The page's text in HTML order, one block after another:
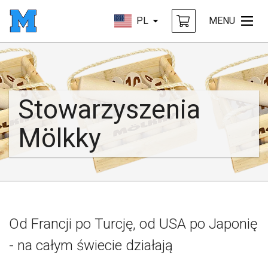
PL MENU
Stowarzyszenia
Mölkky
Od Francji po Turcję, od USA po Japonię
- na całym świecie działają